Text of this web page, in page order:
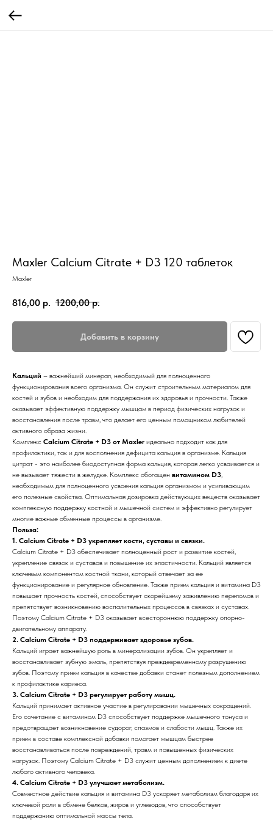
Maxler Calcium Citrate + D3 120 таблеток
Maxler
816,00 р. 1200,00 р.
Добавить в корзину
Кальций – важнейший минерал, необходимый для полноценного
функционирования всего организма. Он служит строительным материалом для
костей и зубов и необходим для поддержания их здоровья и прочности. Также
оказывает эффективную поддержку мышцам в период физических нагрузок и
восстановления после травм, что делает его ценным помощником любителей
активного образа жизни.
Комплекс Calcium Citrate + D3 от Maxler идеально подходит как для
профилактики, так и для восполнения дефицита кальция в организме. Кальция
цитрат - это наиболее биодоступная форма кальция, которая легко усваивается и
не вызывает тяжести в желудке. Комплекс обогащен витамином D3,
необходимым для полноценного усвоения кальция организмом и усиливающим
его полезные свойства. Оптимальная дозировка действующих веществ оказывает
комплексную поддержку костной и мышечной систем и эффективно регулирует
многие важные обменные процессы в организме.
Польза:
1. Calcium Citrate + D3 укрепляет кости, суставы и связки.
Calcium Citrate + D3 обеспечивает полноценный рост и развитие костей,
укрепление связок и суставов и повышение их эластичности. Кальций является
ключевым компонентом костной ткани, который отвечает за ее
функционирование и регулярное обновление. Также прием кальция и витамина D3
повышает прочность костей, способствует скорейшему заживлению переломов и
препятствует возникновению воспалительных процессов в связках и суставах.
Поэтому Calcium Citrate + D3 оказывает всестороннюю поддержку опорно-
двигательному аппарату.
2. Calcium Citrate + D3 поддерживает здоровье зубов.
Кальций играет важнейшую роль в минерализации зубов. Он укрепляет и
восстанавливает зубную эмаль, препятствуя преждевременному разрушению
зубов. Поэтому прием кальция в качестве добавки станет полезным дополнением
к профилактике кариеса.
3. Calcium Citrate + D3 регулирует работу мышц.
Кальций принимает активное участие в регулировании мышечных сокращений.
Его сочетание с витамином D3 способствует поддержке мышечного тонуса и
предотвращает возникновение судорог, спазмов и слабости мышц. Также их
прием в составе комплексной добавки помогает мышцам быстрее
восстанавливаться после повреждений, травм и повышенных физических
нагрузок. Поэтому Calcium Citrate + D3 служит ценным дополнением к диете
любого активного человека.
4. Calcium Citrate + D3 улучшает метаболизм.
Совместное действие кальция и витамина D3 ускоряет метаболизм благодаря их
ключевой роли в обмене белков, жиров и углеводов, что способствует
поддержанию оптимальной массы тела.